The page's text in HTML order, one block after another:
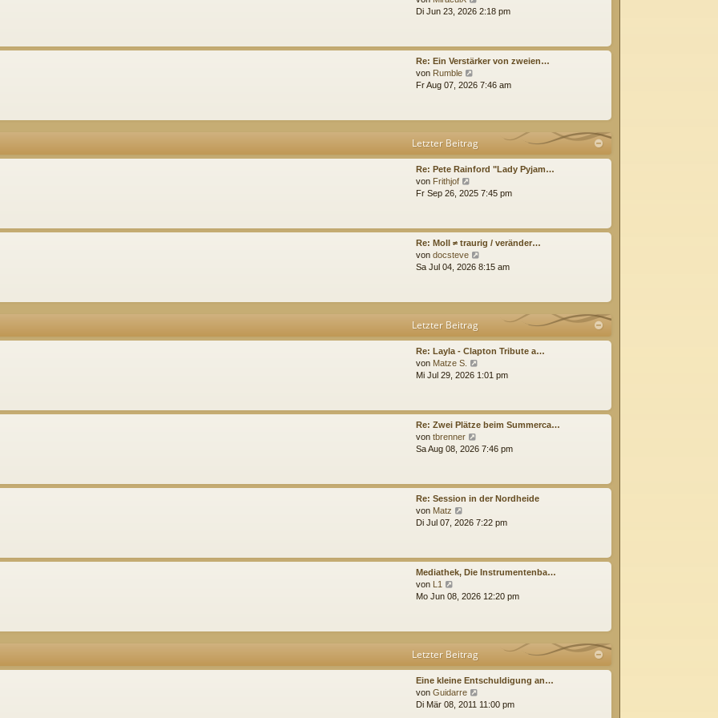
i
a
g
e
s
t
r
i
r
a
g
Di Jun 23, 2026 2:18 pm
Re: Ein Verstärker von zweien…
von Rumble
e
s
e
r
B
i
a
g
Fr Aug 07, 2026 7:46 am
Letzter Beitrag
Re: Pete Rainford "Lady Pyjam…
von Frithjof
e
s
t
e
r
i
r
a
g
Fr Sep 26, 2025 7:45 pm
Re: Moll ≠ traurig / veränder…
von docsteve
e
s
r
B
a
g
Sa Jul 04, 2026 8:15 am
Letzter Beitrag
Re: Layla - Clapton Tribute a…
von Matze S.
e
s
t
r
i
a
Mi Jul 29, 2026 1:01 pm
Re: Zwei Plätze beim Summerca…
von tbrenner
e
s
t
r
i
a
Sa Aug 08, 2026 7:46 pm
Re: Session in der Nordheide
von Matz
e
s
t
r
i
r
a
g
Di Jul 07, 2026 7:22 pm
Mediathek, Die Instrumentenba…
von L1
e
s
e
r
B
e
Mo Jun 08, 2026 12:20 pm
Letzter Beitrag
Eine kleine Entschuldigung an…
von Guidarre
e
Di Mär 08, 2011 11:00 pm